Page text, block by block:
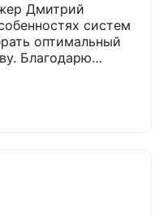
Дмитрий
систем
оптимальный
Благодарю
менеджеру
монтаж
Еще раз
работу! Остались
компанию Экодар!